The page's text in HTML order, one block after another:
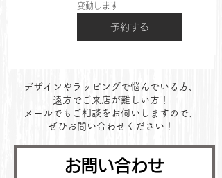
面
よ
価
格
変
動
し
す
変動します
予約する
​デザインやラッピングで悩んでいる方、
遠方でご来店が難しい方！
メールでもご相談をお伺いしますので、
ぜひお問い合わせください！
​お問い合わせ